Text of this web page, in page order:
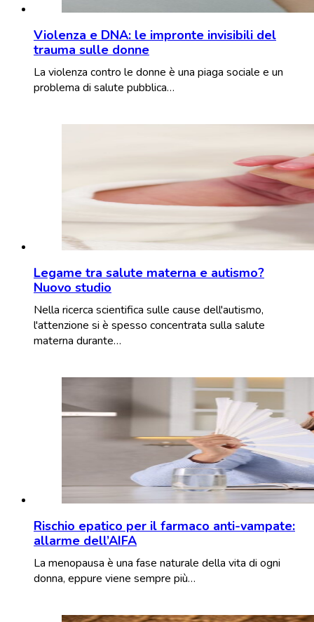
Violenza e DNA: le impronte invisibili del
trauma sulle donne
La violenza contro le donne è una piaga sociale e un
problema di salute pubblica…
Legame tra salute materna e autismo?
Nuovo studio
Nella ricerca scientifica sulle cause dell'autismo,
l'attenzione si è spesso concentrata sulla salute
materna durante…
Rischio epatico per il farmaco anti-vampate:
allarme dell’AIFA
La menopausa è una fase naturale della vita di ogni
donna, eppure viene sempre più…